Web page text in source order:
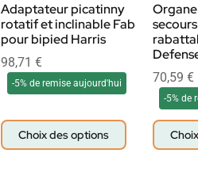
Adaptateur picatinny
rotatif et inclinable Fab
pour bipied Harris
98,71 €
-5% de remise aujourd'hui
Choix des options
70,59€
-5% de